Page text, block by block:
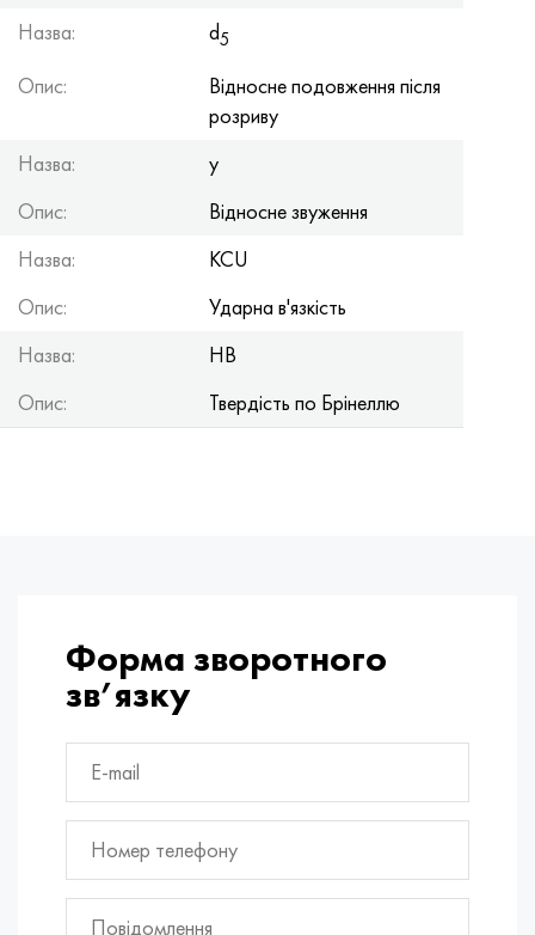
Назва:
d5
Опис:
Відносне подовження після
розриву
Назва:
y
Опис:
Відносне звуження
Назва:
KCU
Опис:
Ударна в'язкість
Назва:
HB
Опис:
Твердість по Брінеллю
Форма зворотного
зв’язку